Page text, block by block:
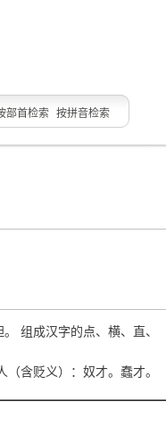
部首检索 按拼音检索
组成汉字的点、横、直、
含贬义）：奴才。蠢才。